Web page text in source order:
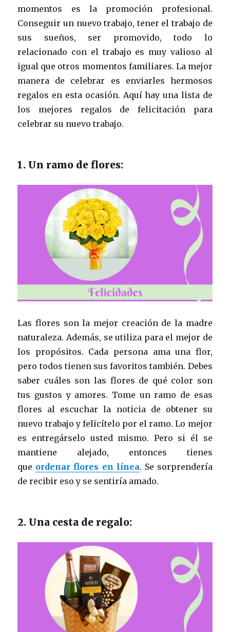
momentos es la promoción profesional.
Conseguir un nuevo trabajo, tener el trabajo de
sus sueños, ser promovido, todo lo
relacionado con el trabajo es muy valioso al
igual que otros momentos familiares. La mejor
manera de celebrar es enviarles hermosos
regalos en esta ocasión. Aquí hay una lista de
los mejores regalos de felicitación para
celebrar su nuevo trabajo.
1. Un ramo de flores:
Las flores son la mejor creación de la madre
naturaleza. Además, se utiliza para el mejor de
los propósitos. Cada persona ama una flor,
pero todos tienen sus favoritos también. Debes
saber cuáles son las flores de qué color son
tus gustos y amores. Tome un ramo de esas
flores al escuchar la noticia de obtener su
nuevo trabajo y felicítelo por el ramo. Lo mejor
es entregárselo usted mismo. Pero si él se
mantiene alejado, entonces tienes
que ordenar flores en línea. Se sorprendería
de recibir eso y se sentiría amado.
2. Una cesta de regalo: